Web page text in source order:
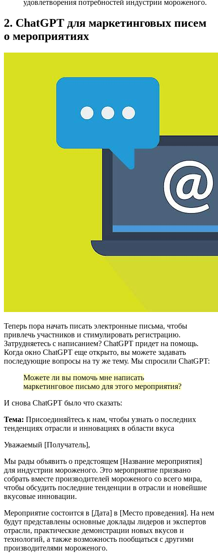
удовлетворения потребностей индустрии мороженого.
2. ChatGPT для маркетинговых писем
о мероприятиях
Теперь пора начать писать электронные письма, чтобы
привлечь участников и стимулировать регистрацию.
Затрудняетесь с написанием? ChatGPT придет на помощь.
Когда окно ChatGPT еще открыто, вы можете задавать
последующие вопросы на ту же тему. Мы спросили ChatGPT:
Можете ли вы помочь мне написать
маркетинговое письмо для этого мероприятия?
И снова ChatGPT было что сказать:
Тема: Присоединяйтесь к нам, чтобы узнать о последних
тенденциях отрасли и инновациях в области вкуса
Уважаемый [Получатель],
Мы рады объявить о предстоящем [Название мероприятия]
для индустрии мороженого. Это мероприятие призвано
собрать вместе производителей мороженого со всего мира,
чтобы обсудить последние тенденции в отрасли и новейшие
вкусовые инновации.
Мероприятие состоится в [Дата] в [Место проведения]. На нем
будут представлены основные доклады лидеров и экспертов
отрасли, практические демонстрации новых вкусов и
технологий, а также возможность пообщаться с другими
производителями мороженого.